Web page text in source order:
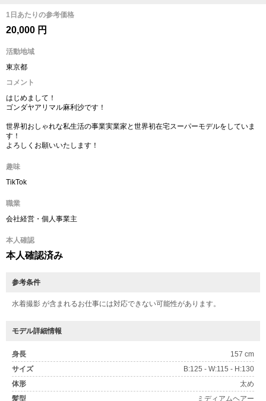
1日あたりの参考価格
20,000 円
活動地域
東京都
コメント
はじめまして！
ゴンダヤアリマル麻利沙です！
世界初おしゃれな私生活の事業実業家と世界初在宅スーパーモデルをしていま
す！
よろしくお願いいたします！
趣味
TikTok
職業
会社経営・個人事業主
本人確認
本人確認済み
参考条件
水着撮影 が含まれるお仕事には対応できない可能性があります。
モデル詳細情報
身長
157 cm
サイズ
B:125 - W:115 - H:130
体形
太め
髪型
ミディアムヘアー